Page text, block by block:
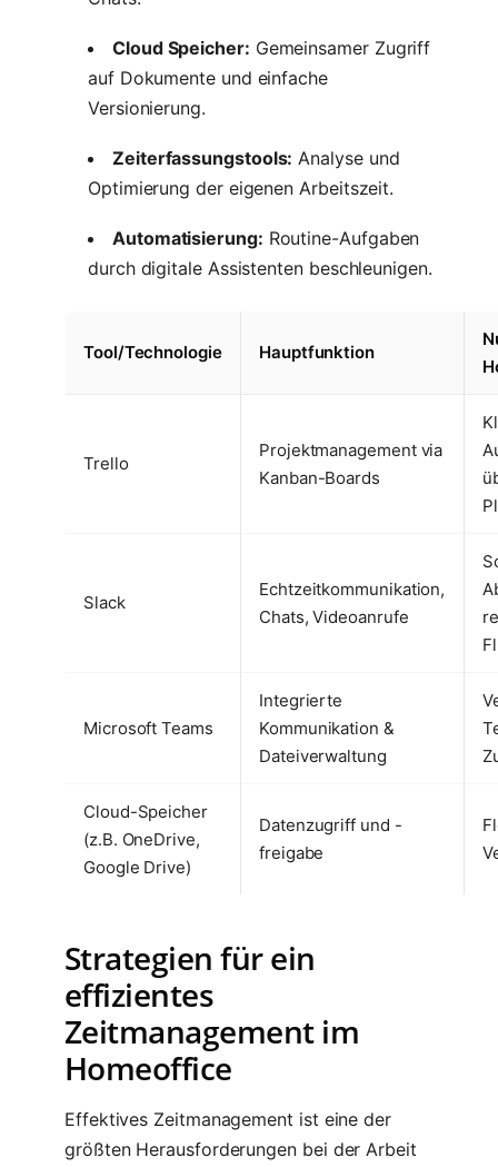
Cloud Speicher: Gemeinsamer Zugriff
auf Dokumente und einfache
Versionierung.
Zeiterfassungstools: Analyse und
Optimierung der eigenen Arbeitszeit.
Automatisierung: Routine-Aufgaben
durch digitale Assistenten beschleunigen.
Tool/Technologie Hauptfunktion
Trello
Projektmanagement via
Kanban-Boards
Slack
Echtzeitkommunikation,
Chats, Videoanrufe
Microsoft Teams
Integrierte
Kommunikation &
Dateiverwaltung
Cloud-Speicher
(z.B. OneDrive,
Google Drive)
Datenzugriff und -
freigabe
Strategien für ein
effizientes
Zeitmanagement im
Homeoffice
Effektives Zeitmanagement ist eine der
größten Herausforderungen bei der Arbeit